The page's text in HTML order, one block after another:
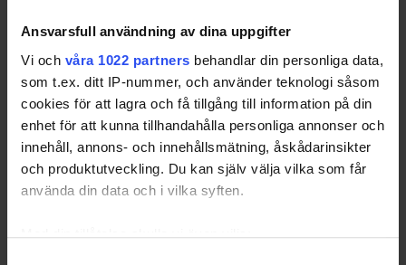
Ansvarsfull användning av dina uppgifter
Vi och våra 1022 partners behandlar din personliga data,
som t.ex. ditt IP-nummer, och använder teknologi såsom
cookies för att lagra och få tillgång till information på din
enhet för att kunna tillhandahålla personliga annonser och
innehåll, annons- och innehållsmätning, åskådarinsikter
och produktutveckling. Du kan själv välja vilka som får
använda din data och i vilka syften.
Med din tillåtelse skulle vi även vilja: